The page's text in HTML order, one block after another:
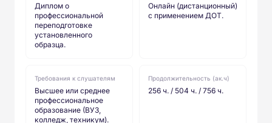
Диплом о
профессиональной
переподготовке
установленного
образца.
Онлайн (дистанционный)
с применением ДОТ.
Требования к слушателям
Высшее или среднее
профессиональное
образование (ВУЗ,
колледж, техникум).
Продолжительность (ак.ч)
256 ч. / 504 ч. / 756 ч.